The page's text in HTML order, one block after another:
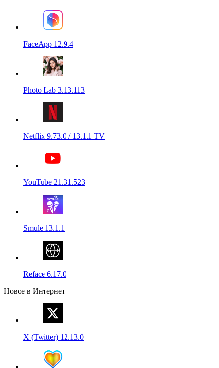
FaceApp 12.9.4
Photo Lab 3.13.113
Netflix 9.73.0 / 13.1.1 TV
YouTube 21.31.523
Smule 13.1.1
Reface 6.17.0
Новое в Интернет
X (Twitter) 12.13.0